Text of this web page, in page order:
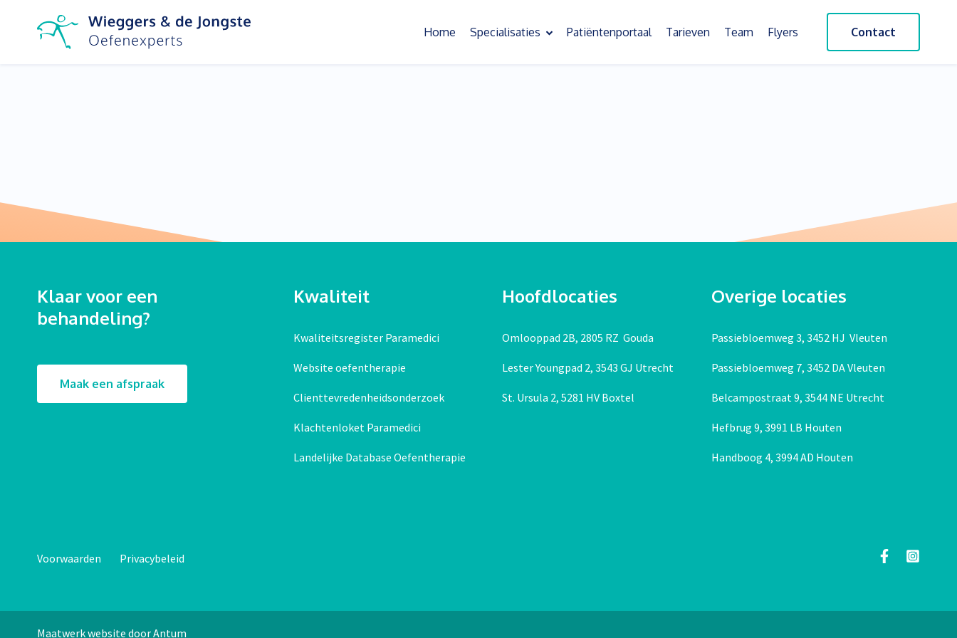
Home Specialisaties
Scoliose oefentherapie
Sensorische informatieverwerking
Patiëntenportaal Tarieven Team Flyers Contact
Klaar voor een
behandeling?
Maak een afspraak
Kwaliteit
Kwaliteitsregister Paramedici
Website oefentherapie
Clienttevredenheidsonderzoek
Klachtenloket Paramedici
Landelijke Database Oefentherapie
Hoofdlocaties
Omlooppad 2B, 2805 RZ Gouda
Lester Youngpad 2, 3543 GJ Utrecht
St. Ursula 2, 5281 HV Boxtel
Overige locaties
Passiebloemweg 3, 3452 HJ Vleuten
Passiebloemweg 7, 3452 DA Vleuten
Belcampostraat 9, 3544 NE Utrecht
Hefbrug 9, 3991 LB Houten
Handboog 4, 3994 AD Houten
Voorwaarden Privacybeleid
Maatwerk website door Antum